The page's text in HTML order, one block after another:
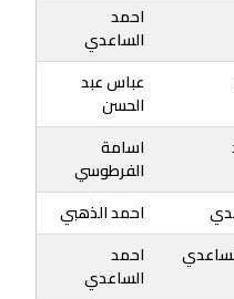
احمد
الساعدي
عباس عبد
الحسن
اسامة
الفرطوسي
احمد الذهبي
احمد
الساعدي